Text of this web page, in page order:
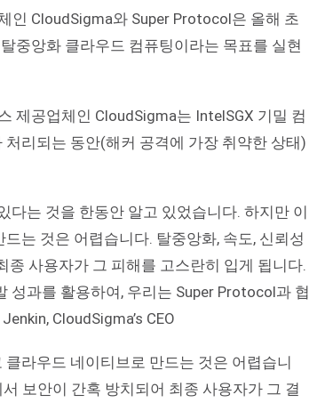
인 CloudSigma와 Super Protocol은 올해 초
중앙화 클라우드 컴퓨팅이라는 목표를 실현
제공업체인 CloudSigma는 IntelSGX 기밀 컴
리되는 동안(해커 공격에 가장 취약한 상태)
다는 것을 한동안 알고 있었습니다. 하지만 이
는 것은 어렵습니다. 탈중앙화, 속도, 신뢰성
사용자가 그 피해를 고스란히 입게 됩니다.
성과를 활용하여, 우리는 Super Protocol과 협
CloudSigma’s CEO
라우드 네이티브로 만드는 것은 어렵습니
보안이 간혹 방치되어 최종 사용자가 그 결